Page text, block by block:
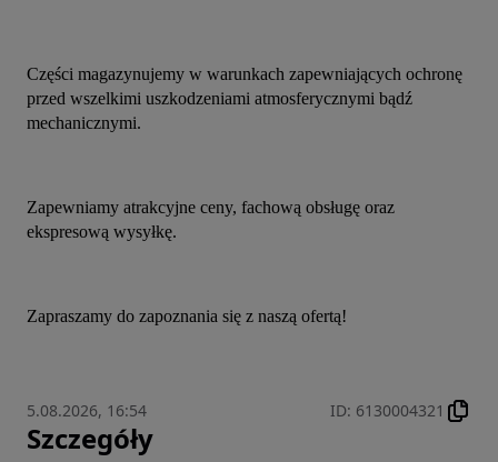
Części magazynujemy w warunkach zapewniających ochronę
przed wszelkimi uszkodzeniami atmosferycznymi bądź
mechanicznymi.
Zapewniamy atrakcyjne ceny, fachową obsługę oraz
ekspresową wysyłkę.
Zapraszamy do zapoznania się z naszą ofertą!
5.08.2026, 16:54 ID: 6130004321
Szczegóły